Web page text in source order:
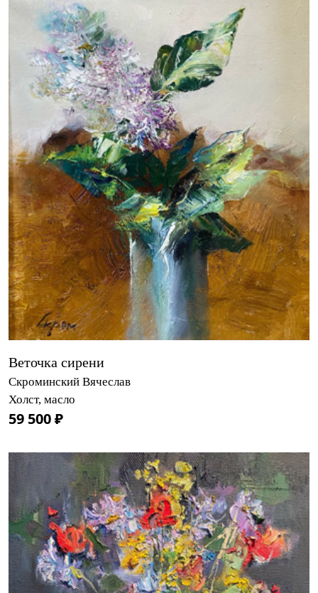
Веточка сирени
Скроминский Вячеслав
Холст, масло
59 500 ₽